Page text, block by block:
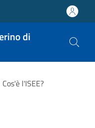
di
Cos'è l'ISEE?